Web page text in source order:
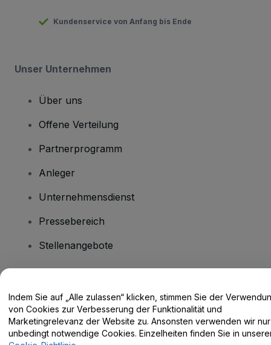
Kundenservice von Anfang bis Ende
Unser Unternehmen
Über uns
Offene Verteilung
Partnerprogramm
Anleger
Unternehmensdienst
Pressebereich
Stellenangebote
Hilfe-Center / Kontakt
Indem Sie auf „Alle zulassen“ klicken, stimmen Sie der
von Cookies zur Verbesserung der Funktionalität und
Marketingrelevanz der Website zu. Ansonsten verwenden wir nur
unbedingt notwendige Cookies. Einzelheiten finden Sie in